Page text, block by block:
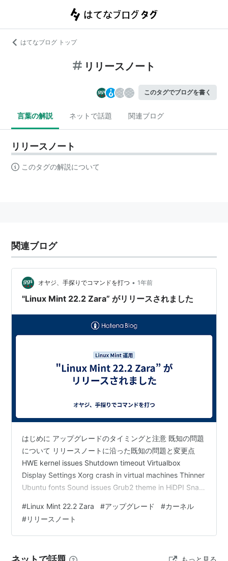
はてなブログ トップ
リリースノート
このタグでブログを書く
言葉の解説 ネットで話題 関連ブログ
リリースノート
このタグの解説について
関連ブログ
オヤジ、手探りでコマンドを打つ • 1年前
"Linux Mint 22.2 Zara” がリリースされました
はじめに アップグレードのタイミングと注意 既知の問題
について リリースノートに沿った既知の問題と変更点
HWE kernel issues Shutdown timeout Virtualbox
Display Settings Xorg crash in virtual machines Thinner
Ubuntu fonts Sound issues Grub2 theme in HiDPI Snap
Touchpad drivers Wine Mouse Pointer theme in r…
#Linux Mint 22.2 Zara #アップグレード #カーネル
#リリースノート
もっと見る